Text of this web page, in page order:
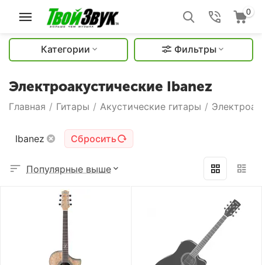
0
Категории Фильтры
Электроакустические Ibanez
Главная / Гитары / Акустические гитары /
Ibanez Сбросить
Популярные выше